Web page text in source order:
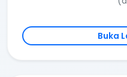
Buka